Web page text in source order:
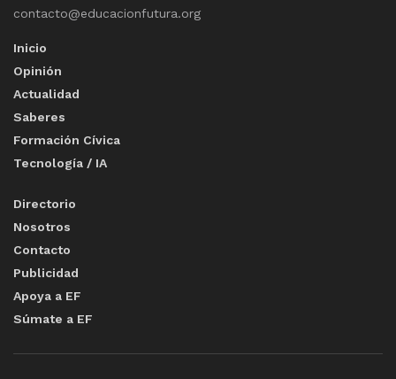
contacto@educacionfutura.org
Inicio
Opinión
Actualidad
Saberes
Formación Cívica
Tecnología / IA
Directorio
Nosotros
Contacto
Publicidad
Apoya a EF
Súmate a EF